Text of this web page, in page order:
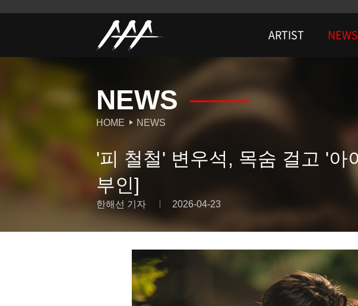
ARTIST NEWS
NEWS
HOME NEWS
'피 철철' 변우석, 목숨 걸고 '아
부인]
한해선 기자 2026-04-23